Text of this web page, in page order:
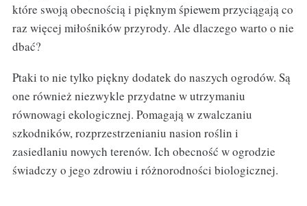
które swoją obecnością i pięknym śpiewem przyciągają co
raz więcej miłośników przyrody. Ale dlaczego warto o nie
dbać?
Ptaki to nie tylko piękny dodatek do naszych ogrodów. Są
one również niezwykle przydatne w utrzymaniu
równowagi ekologicznej. Pomagają w zwalczaniu
szkodników, rozprzestrzenianiu nasion roślin i
zasiedlaniu nowych terenów. Ich obecność w ogrodzie
świadczy o jego zdrowiu i różnorodności biologicznej.